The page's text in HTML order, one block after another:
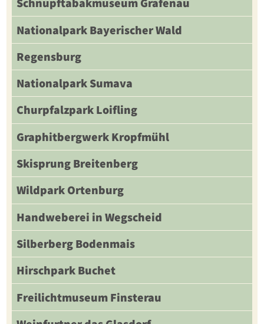
Schnupftabakmuseum Grafenau
Nationalpark Bayerischer Wald
Regensburg
Nationalpark Sumava
Churpfalzpark Loifling
Graphitbergwerk Kropfmühl
Skisprung Breitenberg
Wildpark Ortenburg
Handweberei in Wegscheid
Silberberg Bodenmais
Hirschpark Buchet
Freilichtmuseum Finsterau